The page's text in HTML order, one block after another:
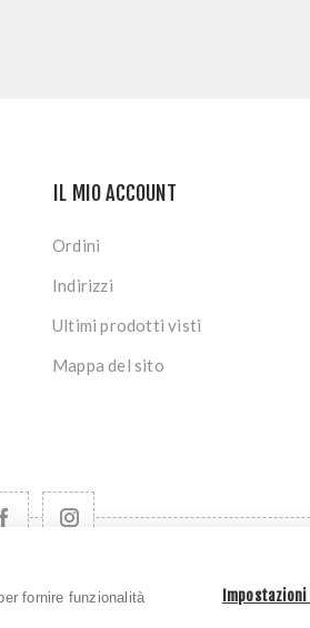
IL MIO ACCOUNT
Ordini
Indirizzi
Ultimi prodotti visti
Mappa del sito
i diritti riservati | P.iva e C.F.
fornire funzionalità
Impostazioni